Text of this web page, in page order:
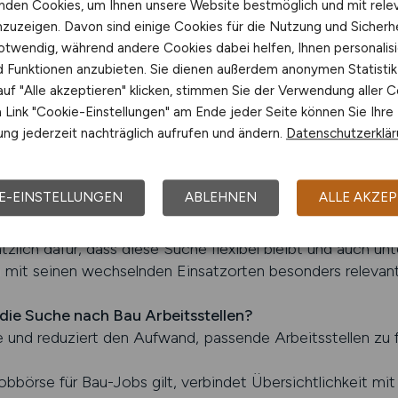
für Arbeitsstellen
im Bauwesen der zentrale Zugang zu neuen
verteilt sind und projektbezogen
hilft dabei, relevante Angebote schneller zu
vermieden, dass Zeit mit unpassenden oder
in der Strukturierung des Arbeitsmarktes. Bau
tiefgehende Marktkenntnisse erforderlich sind.
Möglichkeiten aktuell bestehen und wie sich der
dafür, dass diese Suche flexibel bleibt und auch
seinen wechselnden Einsatzorten besonders
Suche nach Bau Arbeitsstellen?
reduziert den Aufwand, passende Arbeitsstellen zu
für Bau-Jobs gilt, verbindet Übersichtlichkeit
Cookies, um Ihnen unsere Website bestmöglich und mit
Davon sind einige Cookies für die Nutzung und
während andere Cookies dabei helfen, Ihnen
Funktionen anzubieten. Sie dienen außerdem anonymen
"Alle akzeptieren" klicken, stimmen Sie der Verwendung aller
"Cookie-Einstellungen" am Ende jeder Seite können Sie Ihre
jederzeit nachträglich aufrufen und ändern.
EINSTELLUNGEN ABLEHNEN ALLE